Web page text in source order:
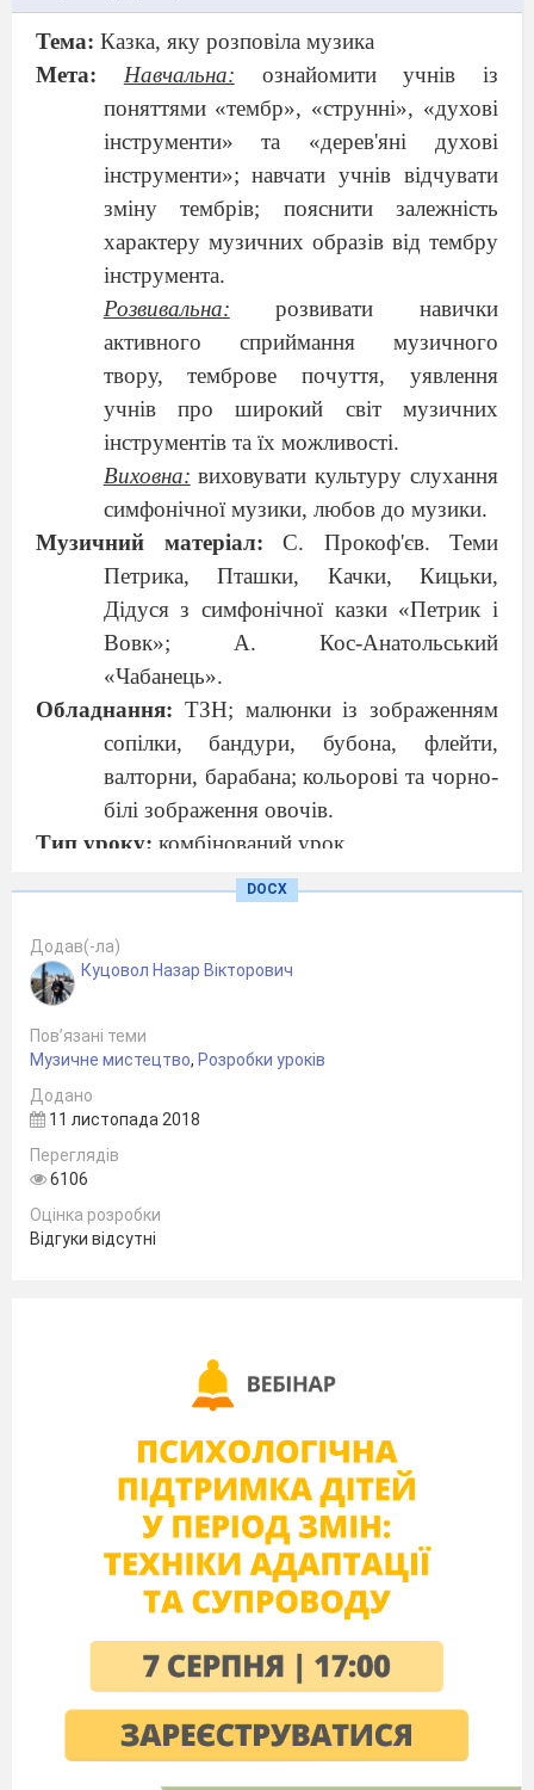
Тема: Казка, яку розповіла музика
Мета: Навчальна:
ознайомити учнів із
поняттями «тембр», «струнні», «духові
інструменти» та «дерев'яні духові
інструменти»; навчати учнів відчувати
зміну тембрів; пояснити залежність
характеру музичних образів від тембру
інструмента.
Розвивальна:
розвивати навички
активного сприймання музичного
твору, темброве почуття, уявлення
учнів про широкий світ музичних
інструментів та їх можливості.
Виховна: виховувати культуру слухання
симфонічної музики, любов до музики.
Музичний матеріал: С. Прокоф'єв. Теми
Петрика, Пташки, Качки, Кицьки,
Дідуся з симфонічної казки «Петрик і
Вовк»; А. Кос-Анатольський
«Чабанець».
Обладнання: ТЗН; малюнки із зображенням
сопілки, бандури, бубона, флейти,
валторни, барабана; кольорові та чорно-
білі зображення овочів.
Тип уроку: комбінований урок.
Хід уроку
Організаційний момент
Учні входять до класу під музичний
супровід (тема Петрика з симфонічної казки
«Петрик і Вовк» С. Прокоф’єва).
― Доброго дня! Мене звати Назар
Вікторович і сьогоднішній урок музичного
мистецтва проведу я! Я вам роздав смайлики,
погляньте на них. Виберіть той, який
відповідає вашому настрою сьогодні:
― Підніміть, будь ласка, свої смайлики,
щоб я міг побачити, з яким настроєм ви
підняли сумний – то я надіюсь, що до кінця
уроку ваш настрій підніметься.
Актуалізація опорних знань
зображено музичні інструменти
бандуру, бубон, флейту, валторну, барабан).
― А зараз я хочу дізнатися, які з цих
музичних інструментів вам відомі?(Визначаю,
DOCX
Додав(-ла)
Куцовол Назар Вікторович
Пов’язані теми
Музичне мистецтво, Розробки уроків
Додано
11 листопада 2018
Переглядів
6106
Оцінка розробки
Відгуки відсутні